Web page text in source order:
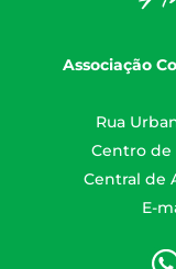
Associação
Rua
Centro de
Central de
E-